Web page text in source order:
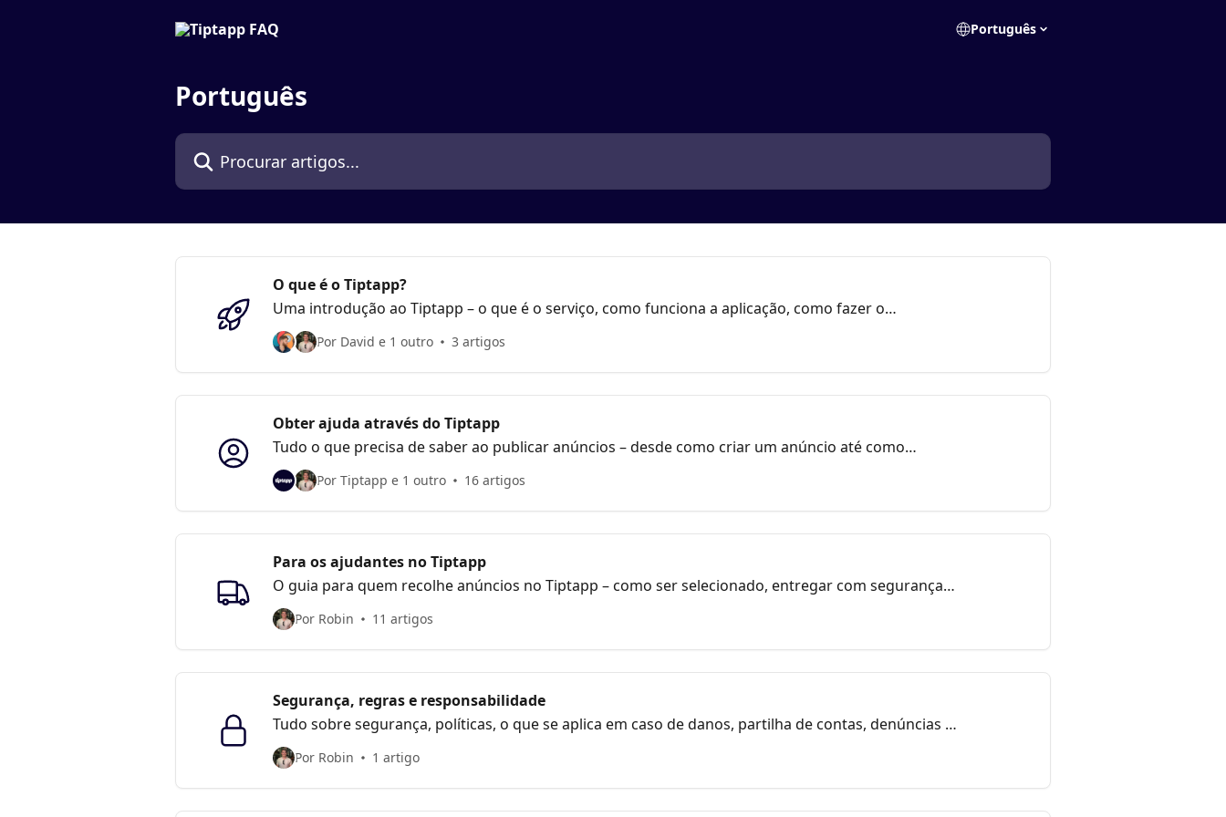
Português
Português
Procurar artigos...
O que é o Tiptapp?
Uma introdução ao Tiptapp – o que é o serviço, como funciona a aplicação, como fazer o
download e como funcionam as avaliações, as críticas e as diretrizes da comunidade.
Por David e 1 outro 3 artigos
Obter ajuda através do Tiptapp
Tudo o que precisa de saber ao publicar anúncios – desde como criar um anúncio até como
funcionam os pagamentos, a reciclagem e a comunicação com os ajudantes.
Por Tiptapp e 1 outro 16 artigos
Para os ajudantes no Tiptapp
O guia para quem recolhe anúncios no Tiptapp – como ser selecionado, entregar com segurança,
receber o pagamento e entender as regras de reciclagem e comunicação com os anunciantes.
Por Robin 11 artigos
Segurança, regras e responsabilidade
Tudo sobre segurança, políticas, o que se aplica em caso de danos, partilha de contas, denúncias e
diretrizes da comunidade Tiptapp.
Por Robin 1 artigo